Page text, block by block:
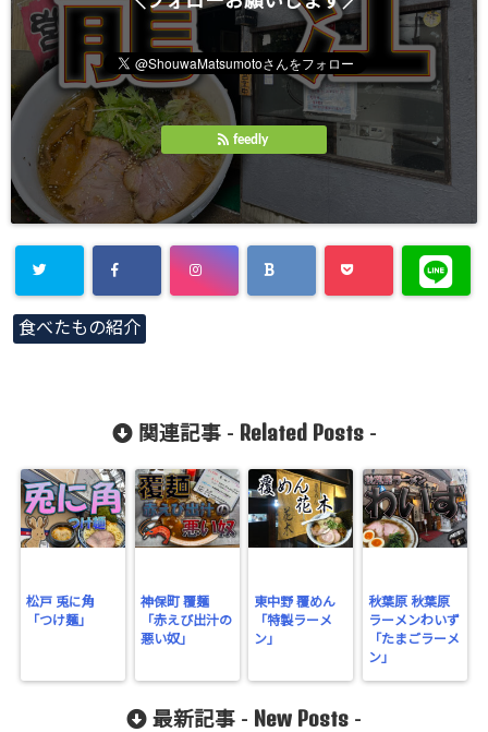
feedly
matsu/gero-
matsu.net/p
content/plu
食べたもの紹介
関連記事 - Related Posts-
松戸 兎に角
「つけ麺」
神保町 覆麺
「赤えび出汁の
悪い奴」
東中野 覆めん
「特製ラーメ
ン」
秋葉原 秋葉原
ラーメンわいず
「たまごラーメ
ン」
最新記事 - New Posts -